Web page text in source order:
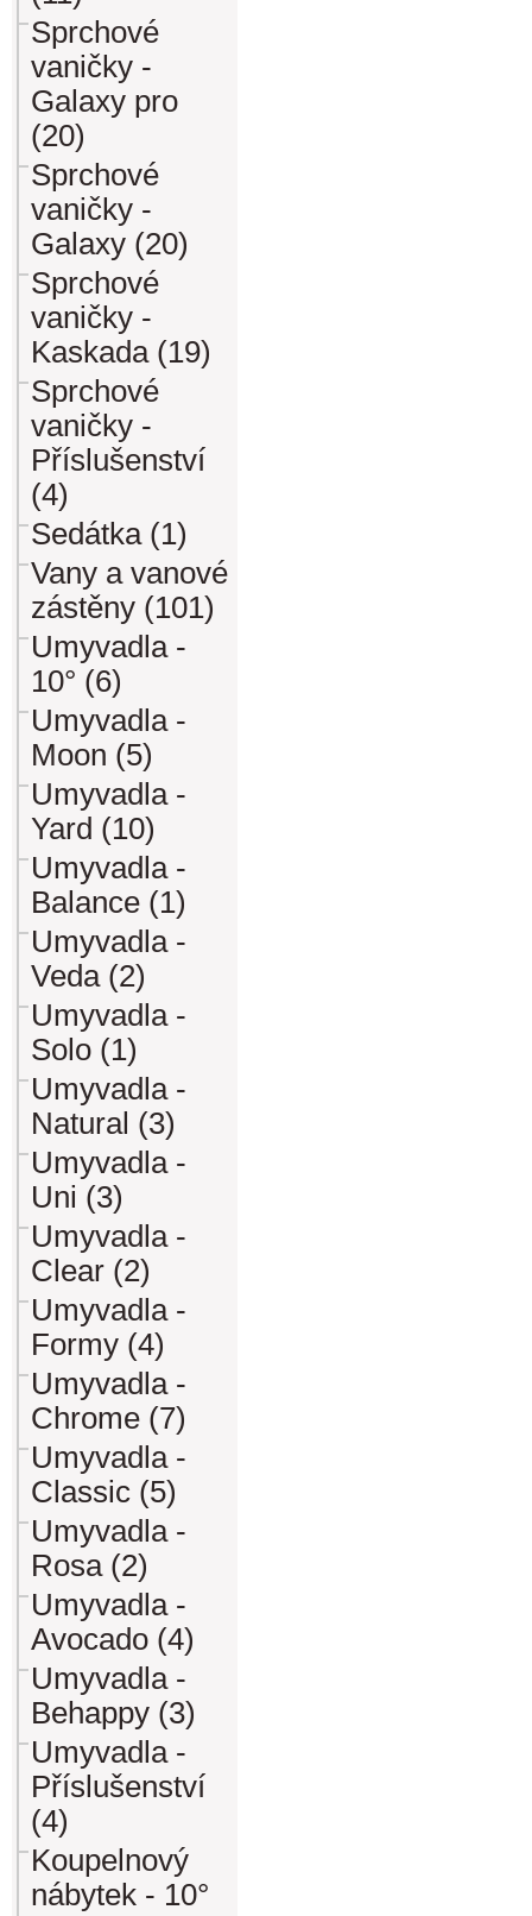
Sprchové
vaničky -
Galaxy pro
(20)
Sprchové
vaničky -
Galaxy (20)
Sprchové
vaničky -
Kaskada (19)
Sprchové
vaničky -
Příslušenství
(4)
Sedátka (1)
Vany a vanové
zástěny (101)
Umyvadla -
10° (6)
Umyvadla -
Moon (5)
Umyvadla -
Yard (10)
Umyvadla -
Balance (1)
Umyvadla -
Veda (2)
Umyvadla -
Solo (1)
Umyvadla -
Natural (3)
Umyvadla -
Uni (3)
Umyvadla -
Clear (2)
Umyvadla -
Formy (4)
Umyvadla -
Chrome (7)
Umyvadla -
Classic (5)
Umyvadla -
Rosa (2)
Umyvadla -
Avocado (4)
Umyvadla -
Behappy (3)
Umyvadla -
Příslušenství
(4)
Koupelnový
nábytek - 10°